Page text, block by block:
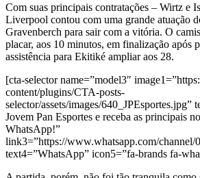
Com suas principais contratações – Wirtz e
Liverpool contou com uma grande atuação
Gravenberch para sair com a vitória. O
placar, aos 10 minutos, em finalização após
assistência para Ekitiké ampliar aos 28.
[cta-selector name=”model3″
content/plugins/CTA-posts-
selector/assets/images/640_JPEsportes.jpg”
Jovem Pan Esportes e receba as principais
WhatsApp!”
link3=”https://www.whatsapp.com/
text4=”WhatsApp” icon5=”fa-brands fa-